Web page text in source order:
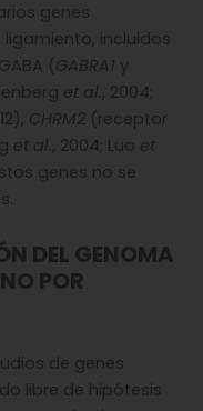
genes
incluidos
(GABRA1 y
et al. , 2004;
CHRM2 (receptor
et al. , 2004; Luo et
genes no se
DEL GENOMA
POR
de genes
libre de hipótesis